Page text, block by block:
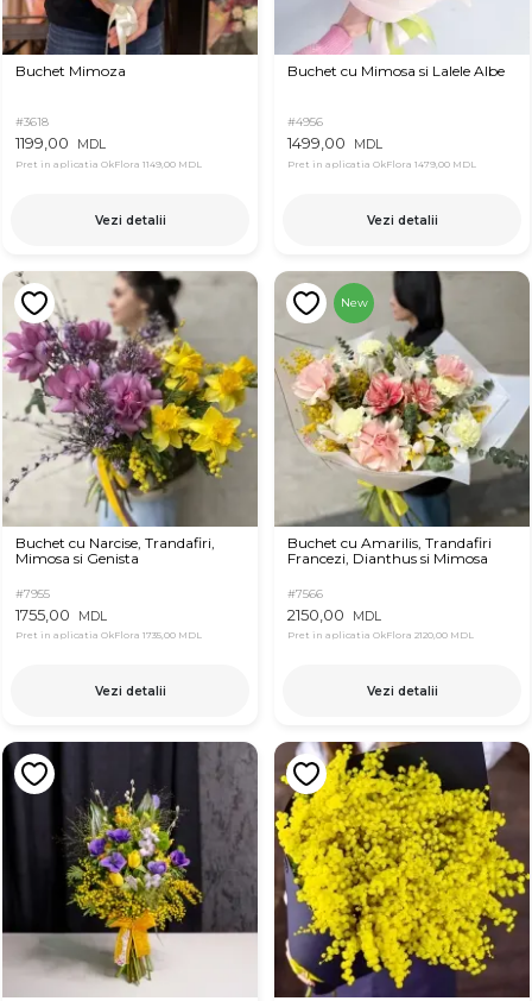
Buchet Mimoza
#3618
1199,00 MDL
Pret in aplicatia OkFlora 1149,00 MDL
Vezi detalii
Buchet cu Mimosa si Lalele Albe
#4956
1499,00 MDL
Pret in aplicatia OkFlora 1479,00 MDL
Vezi detalii
Buchet cu Narcise, Trandafiri,
Mimosa si Genista
#7955
1755,00 MDL
Pret in aplicatia OkFlora 1735,00 MDL
Vezi detalii
New
Buchet cu Amarilis, Trandafiri
Francezi, Dianthus si Mimosa
#7566
2150,00 MDL
Pret in aplicatia OkFlora 2120,00 MDL
Vezi detalii